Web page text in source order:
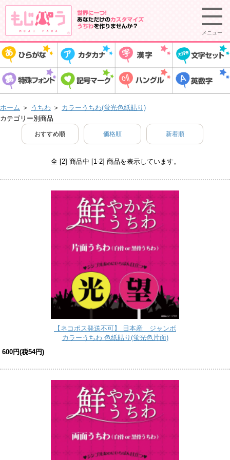
メニュー
ホーム ＞ うちわ ＞ カラーうちわ(蛍光色紙貼り)
カテゴリー別商品
おすすめ順 価格順 新着順
全 [2] 商品中 [1-2] 商品を表示しています。
【ネコポス発送不可】 日本産 ジャンボ
カラーうちわ 色紙貼り(蛍光色片面)
600円(税54円)